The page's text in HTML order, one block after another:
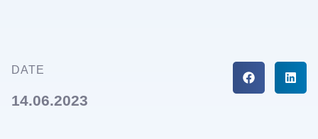
DATE
14.06.2023